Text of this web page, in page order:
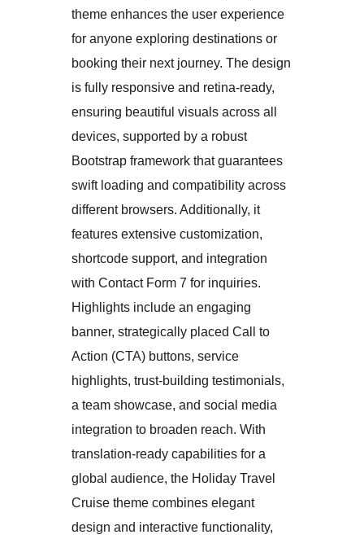
theme enhances the user experience
for anyone exploring destinations or
booking their next journey. The design
is fully responsive and retina-ready,
ensuring beautiful visuals across all
devices, supported by a robust
Bootstrap framework that guarantees
swift loading and compatibility across
different browsers. Additionally, it
features extensive customization,
shortcode support, and integration
with Contact Form 7 for inquiries.
Highlights include an engaging
banner, strategically placed Call to
Action (CTA) buttons, service
highlights, trust-building testimonials,
a team showcase, and social media
integration to broaden reach. With
translation-ready capabilities for a
global audience, the Holiday Travel
Cruise theme combines elegant
design and interactive functionality,